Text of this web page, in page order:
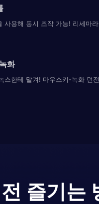
사용해 동시 조작 가능! 리세마라
화
스한테 맡겨! 마우스키-녹화 던
즐기는